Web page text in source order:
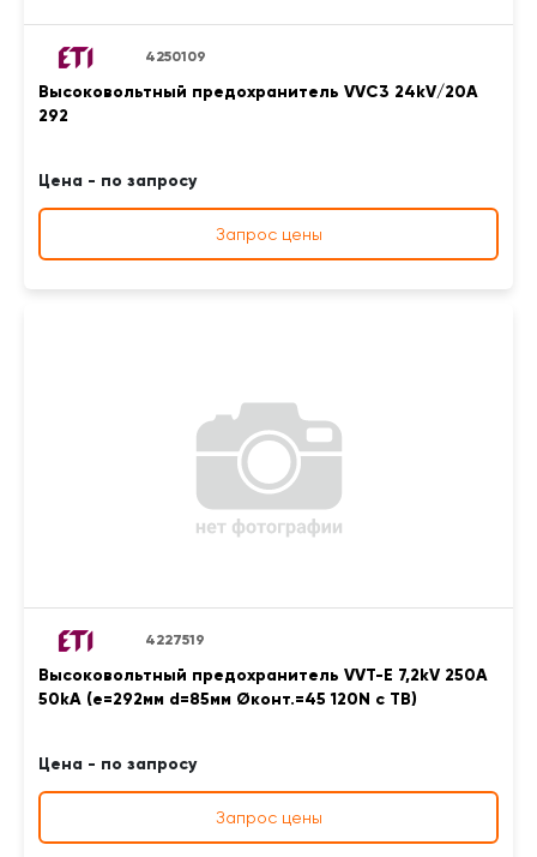
4250109
Высоковольтный предохранитель VVC3 24kV/20A
292
Цена - по запросу
Запрос цены
4227519
Высоковольтный предохранитель VVT-E 7,2kV 250A
50kA (e=292мм d=85мм Øконт.=45 120N с ТВ)
Цена - по запросу
Запрос цены